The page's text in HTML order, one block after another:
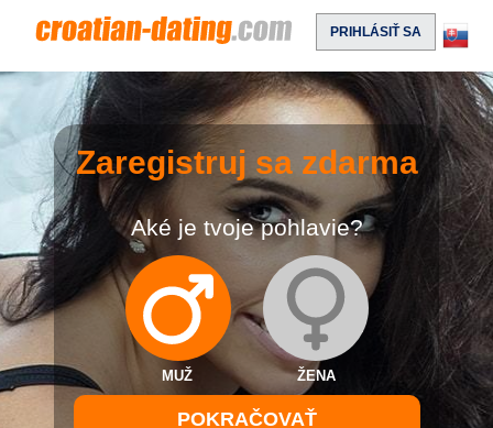
PRIHLÁSIŤ SA
Zaregistruj sa zdarma
Aké je tvoje pohlavie?
MUŽ ŽENA